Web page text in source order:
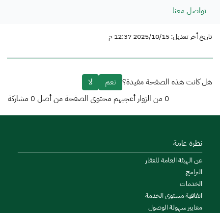
تواصل معنا
تاريخ أخر تعديل: 2025/10/15 12:37 م
هل كانت هذه الصفحة مفيدة؟ نعم
لا
0 من الزوار أعجبهم محتوى الصفحة من أصل 0 مشاركة
نظرة عامة
عن الهيئة العامة للعقار
البرامج
الخدمات
اتفاقية مستوى الخدمة
معايير سهولة الوصول